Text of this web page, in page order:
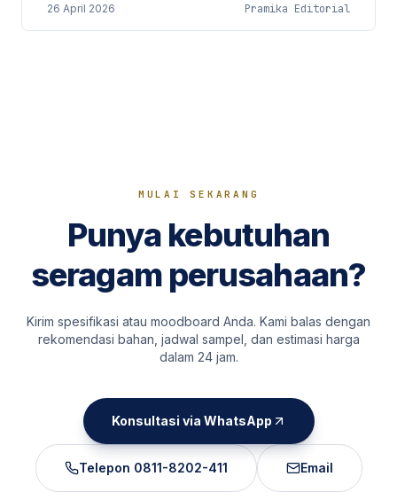
26 April 2026 Pramika Editorial
MULAI SEKARANG
Punya kebutuhan
seragam perusahaan?
Kirim spesifikasi atau moodboard Anda. Kami balas dengan
rekomendasi bahan, jadwal sampel, dan estimasi harga
dalam 24 jam.
Konsultasi via WhatsApp
Telepon 0811-8202-411 Email